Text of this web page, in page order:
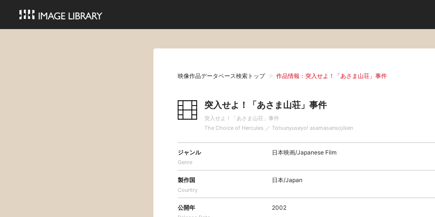
映像作品データベース検索トップ 作品情報：突入せよ！「あさま山荘」事件
突入せよ！「あさま山荘」事件
突入せよ！「あさま山荘」事件
The Choice of Hercules ／ Totsunyuseyo! asamasansojiken
ジャンル
Genre
日本映画/Japanese Film
製作国
Country
日本/Japan
公開年 2002